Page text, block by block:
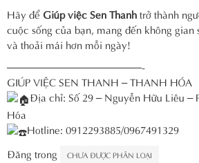
Hãy để Giúp việc Sen Thanhtrở thành
cuộc sống của bạn, mang đến không gian
và thoải mái hơn mỗi ngày!
—————————————-
GIÚP VIỆC SEN THANH – THANH HÓA
Địa chỉ: Số 29 – Nguyễn Hữu Liêu –
Hóa
Hotline: 0912293885/0967491329
Đăng trong
CHƯA ĐƯỢC PHÂN LOẠI